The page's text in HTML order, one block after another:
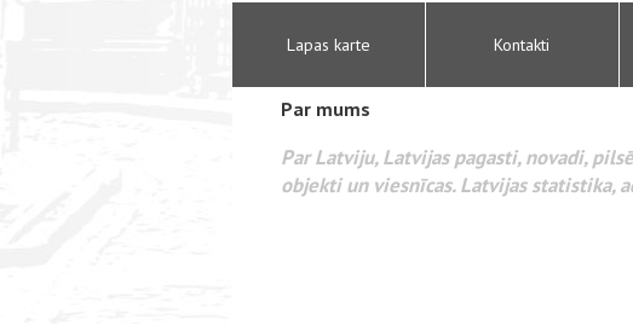
Lapas karte Kontakti
Par mums
Par Latviju, Latvijas pagasti, novadi,
objekti un viesnīcas. Latvijas